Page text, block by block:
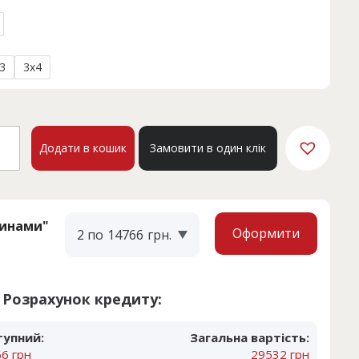
3x4
Додати в кошик Замовити в один клік
2 по 14766 грн. Оформити
Розрахунок кредиту:
грн
Загальна вартість:
29532 грн